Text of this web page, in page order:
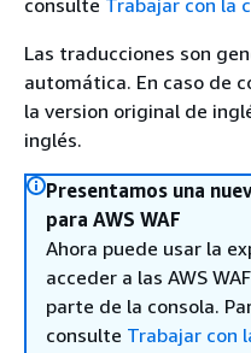
consulte Trabajar con la
Las traducciones son
automática. En caso de
la version original de
inglés.
Presentamos una
para AWS WAF
Ahora puede usar la
acceder a las AWS
parte de la consola.
consulte Trabajar con